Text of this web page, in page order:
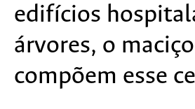
edifícios
árvores, o
compõem esse